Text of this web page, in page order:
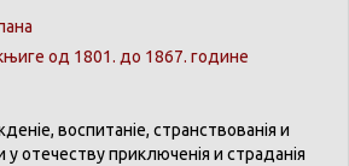
од 1801. до 1867. године
, воспитаніе, странствованія и
уотечествуприключенія и страданія